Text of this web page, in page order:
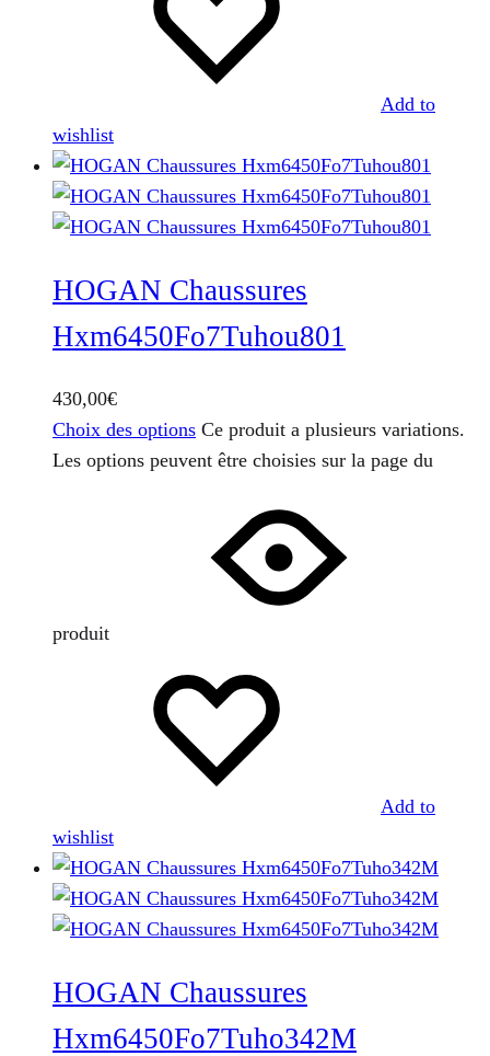
Add to
wishlist
HOGAN Chaussures
Hxm6450Fo7Tuhou801
430,00€
Choix des options Ce produit a plusieurs variations.
Les options peuvent être choisies sur la page du
produit
Add to
wishlist
HOGAN Chaussures
Hxm6450Fo7Tuho342M